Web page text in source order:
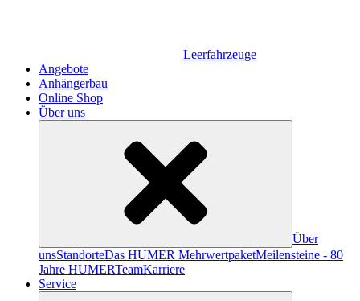
Leerfahrzeuge
Angebote
Anhängerbau
Online Shop
Über uns
Über
unsStandorteDas HUMER MehrwertpaketMeilensteine - 80
Jahre HUMERTeamKarriere
Service